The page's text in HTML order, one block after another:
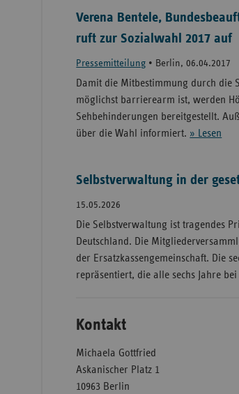
Verena Bentele,
ruft zur Sozialwahl 2017 auf
Pressemitteilung • Berlin, 06.04.2017
Damit die Mitbestimmung durch die
möglichst barrierearm ist, werden
Sehbehinderungen bereitgestellt.
über die Wahl informiert. » Lesen
Selbstverwaltung in der
15.05.2026
Die Selbstverwaltung ist tragendes
Deutschland. Die
der Ersatzkassengemeinschaft. Die
repräsentiert, die alle sechs Jahre
Kontakt
Michaela Gottfried
Askanischer Platz 1
10963 Berlin